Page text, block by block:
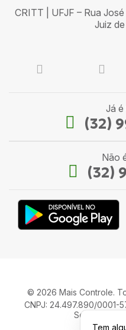
CRITT | UFJF – Rua
Juiz
Já é
(32)
Não
(32)
© 2026 Mais Controle.
CNPJ: 24.497.890/0001-
Serviços de
Tem